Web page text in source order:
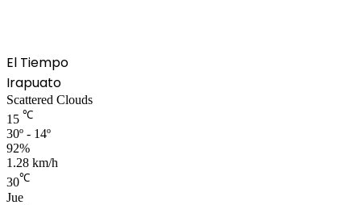
El Tiempo
Irapuato
Scattered Clouds
15 ℃
30º - 14º
92%
1.28 km/h
30℃
Jue